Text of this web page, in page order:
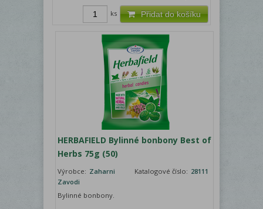
Přidat do košíku
ks
HERBAFIELD Bylinné bonbony Best of
Herbs 75g (50)
Výrobce: Zaharni
Zavodi
Katalogové číslo: 28111
Bylinné bonbony.